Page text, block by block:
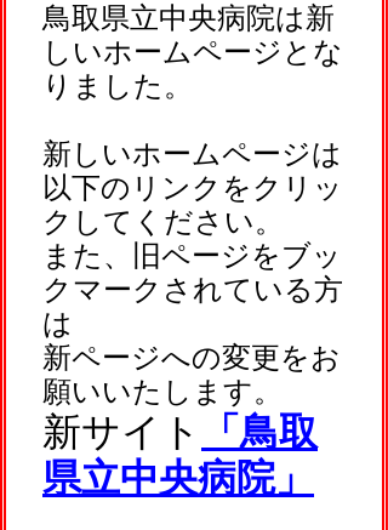
鳥取県立中央病院は新
しいホームページとな
りました。
新しいホームページは
以下のリンクをクリッ
クしてください。
また、旧ページをブッ
クマークされている方
は
新ページへの変更をお
願いいたします。
新サイト
「鳥取
県立中央病院」